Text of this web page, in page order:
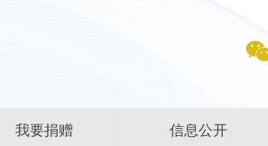
我要捐赠 信息公开